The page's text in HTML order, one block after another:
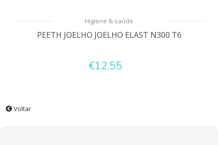
Higiene & saúde
PEETH JOELHO JOELHO ELAST N300 T6
€12,55
Voltar